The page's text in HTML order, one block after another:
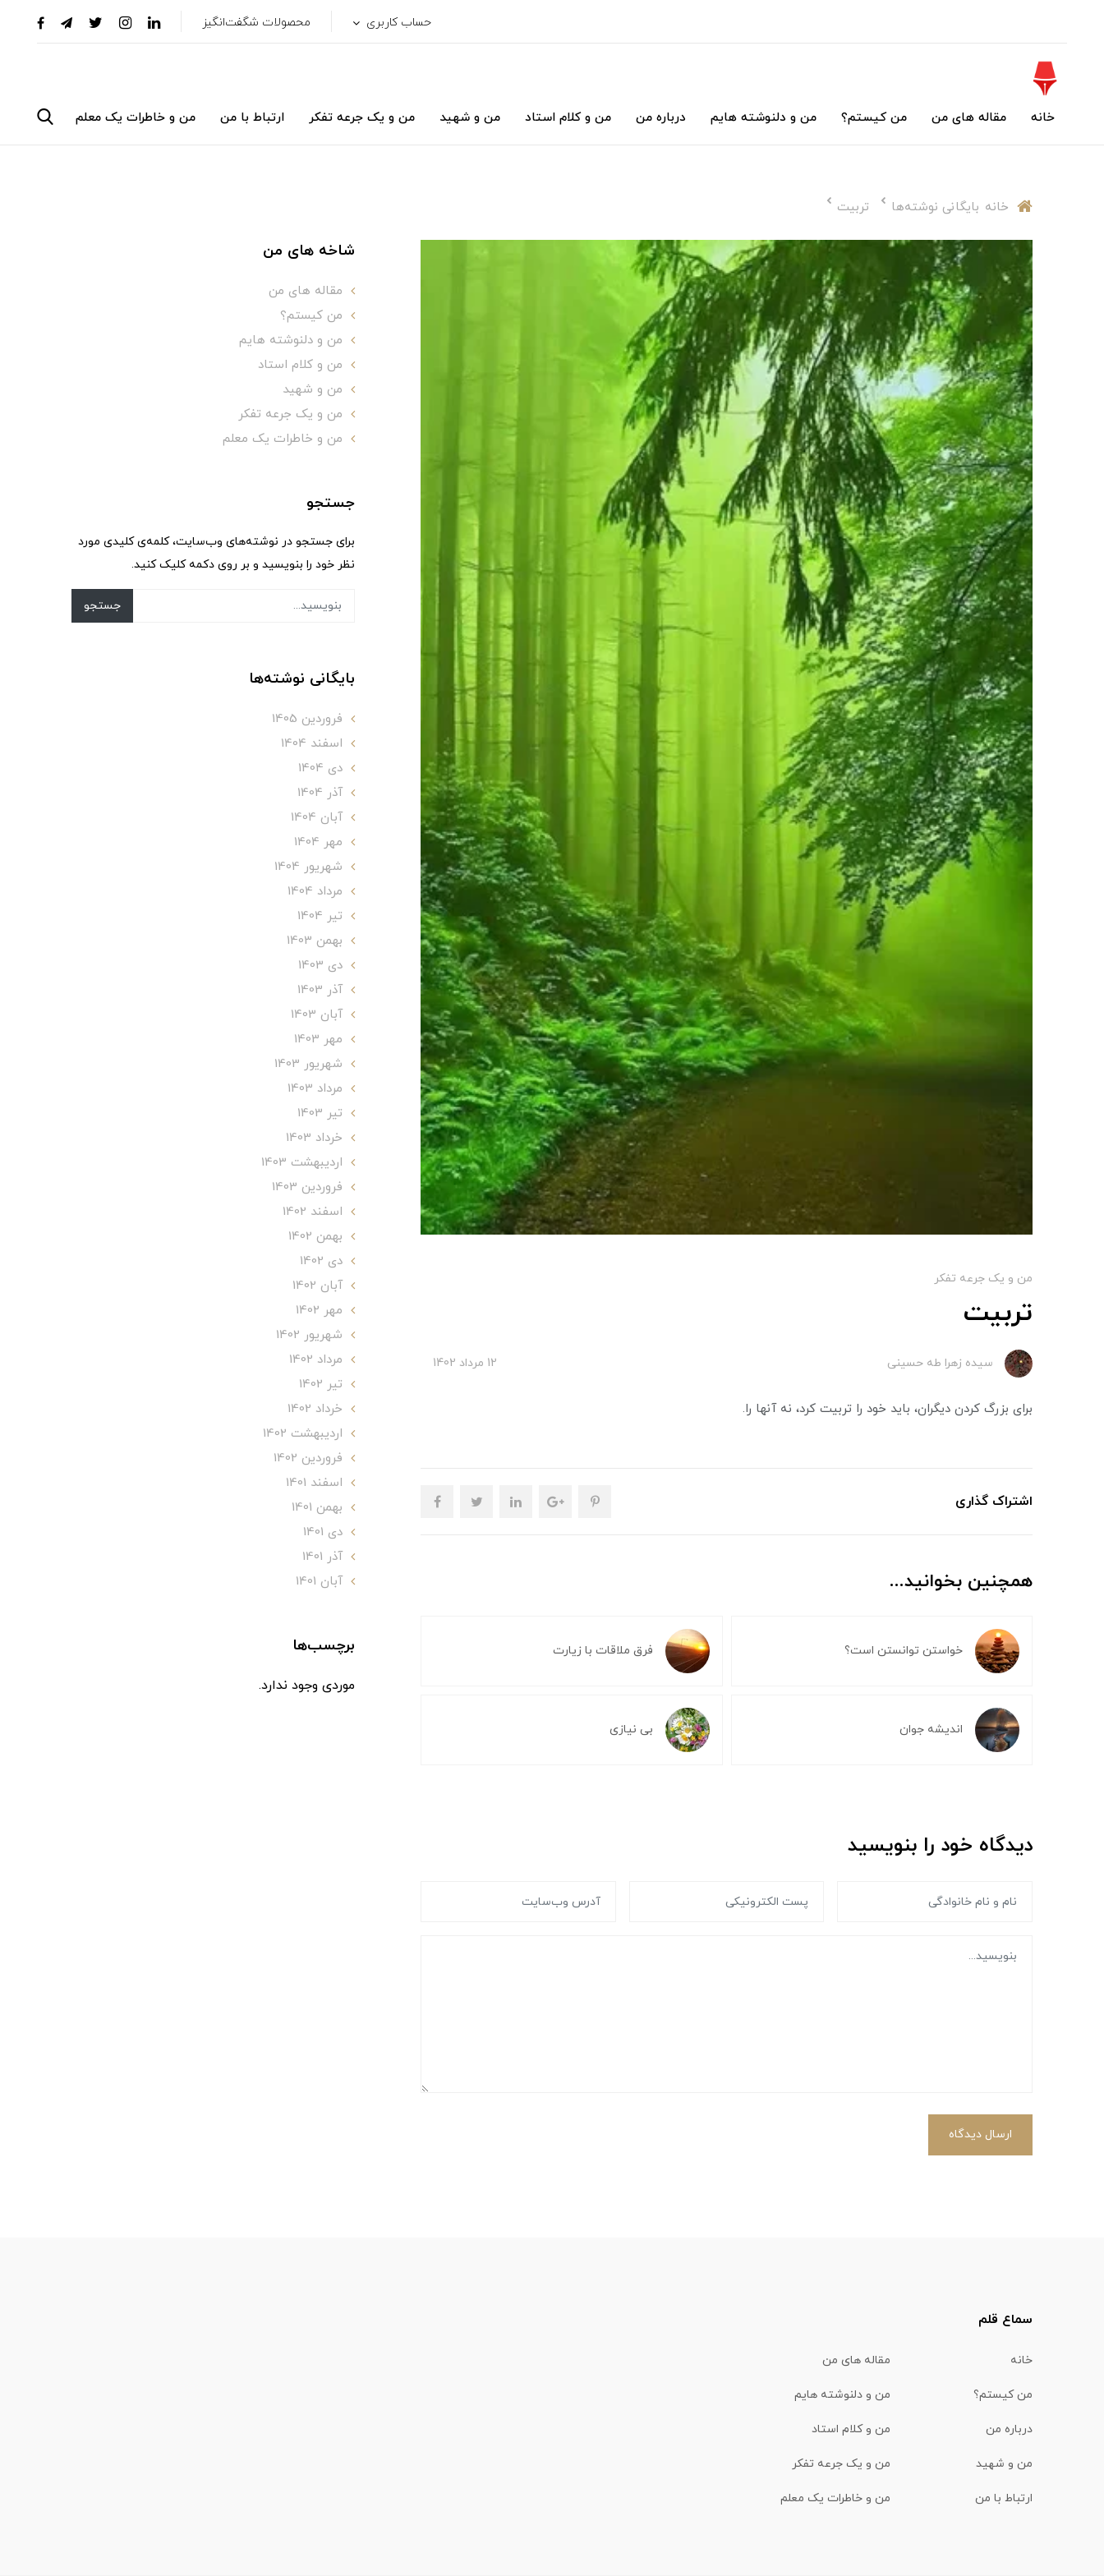
حساب کاربری محصولات شگفت‌انگیز
خانه مقاله های من من کیستم؟ من و دلنوشته هایم درباره من من و کلام استاد من و شهید من و یک جرعه تفکر ارتباط با من من و خاطرات یک معلم
خانه بایگانی نوشته‌ها تربیت
من و یک جرعه تفکر
تربیت
سیده زهرا طه حسینی 12 مرداد 1402
برای بزرگ کردن دیگران، باید خود را تربیت کرد، نه آنها را.
اشتراک گذاری
همچنین بخوانید...
خواستن توانستن است؟ فرق ملاقات با زیارت
اندیشه جوان بی نیازی
دیدگاه خود را بنویسید
ارسال دیدگاه
شاخه های من
مقاله های من
من کیستم؟
من و دلنوشته هایم
من و کلام استاد
من و شهید
من و یک جرعه تفکر
من و خاطرات یک معلم
جستجو
برای جستجو در نوشته‌های وب‌سایت، کلمه‌ی کلیدی مورد
نظر خود را بنویسید و بر روی دکمه کلیک کنید.
جستجو
بایگانی نوشته‌ها
فروردین 1405
اسفند 1404
دی 1404
آذر 1404
آبان 1404
مهر 1404
شهریور 1404
مرداد 1404
تير 1404
بهمن 1403
دی 1403
آذر 1403
آبان 1403
مهر 1403
شهریور 1403
مرداد 1403
تير 1403
خرداد 1403
ارديبهشت 1403
فروردین 1403
اسفند 1402
بهمن 1402
دی 1402
آبان 1402
مهر 1402
شهریور 1402
مرداد 1402
تير 1402
خرداد 1402
ارديبهشت 1402
فروردین 1402
اسفند 1401
بهمن 1401
دی 1401
آذر 1401
آبان 1401
برچسب‌ها
موردی وجود ندارد.
سماع قلم
خانه مقاله های من
من کیستم؟ من و دلنوشته هایم
درباره من من و کلام استاد
من و شهید من و یک جرعه تفکر
ارتباط با من من و خاطرات یک معلم